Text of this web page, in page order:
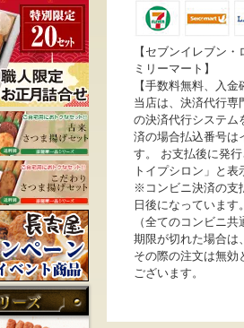
【セブンイレブン
ミリーマート】
【手数料無料、入
当店は、決済代行専
の決済代行システム
済の場合払込番号は
す。 お支払後に発
トイプシロン」と表
※コンビニ決済の支
日後になっています。
（全てのコンビニ共
期限が切れた場合は
その際の注文は無効
ございます。